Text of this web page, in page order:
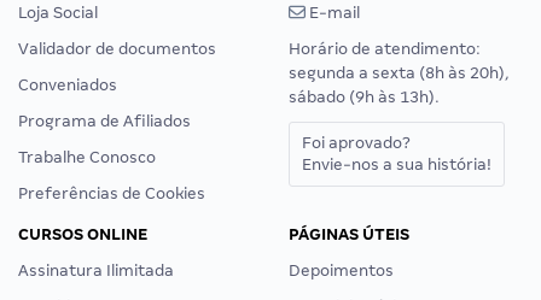
Loja Social
Validador de documentos
Conveniados
Programa de Afiliados
Trabalhe Conosco
Preferências de Cookies
E-mail
Horário de atendimento:
segunda a sexta (8h às 20h),
sábado (9h às 13h).
Foi aprovado?
Envie-nos a sua história!
CURSOS ONLINE
Assinatura Ilimitada
PÁGINAS ÚTEIS
Depoimentos